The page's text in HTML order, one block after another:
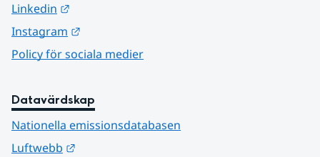
Linkedin
Instagram
Policy för sociala medier
Datavärdskap
Nationella emissionsdatabasen
Luftwebb